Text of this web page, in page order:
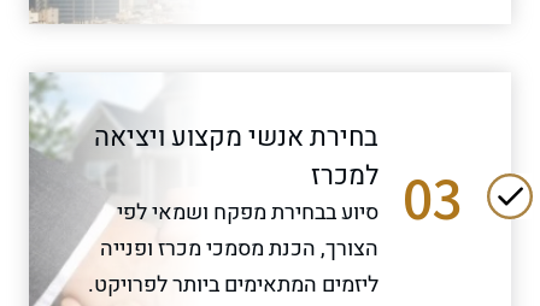
03
בחירת אנשי מקצוע ויציאה
למכרז
סיוע בבחירת מפקח ושמאי לפי
הצורך, הכנת מסמכי מכרז ופנייה
ליזמים המתאימים ביותר לפרויקט.